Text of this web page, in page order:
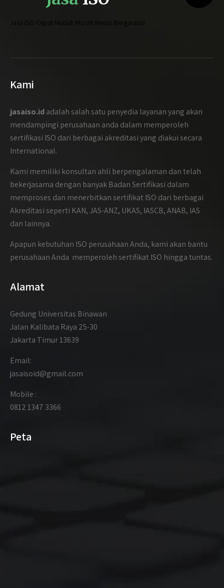
Jasa ISO Cepat Mudah Murah Resmi Bergaransi
Kami
jasaiso.id adalah salah satu penyedia layanan yang akan
mendampingi perusahaan anda dalam memperoleh
sertifikasi ISO dari berbagai akreditasi yang diakui secara
International.
Kami memiliki konsultan ahli berpengalaman dan telah
bekerjasama dengan banyak Badan Sertifikasi dalam
memproses dan menerbitkan sertifikat ISO dari berbagai
Akreditasi seperti KAN, JAS-ANZ, UKAS, IASCB, ANAB, IAS
dan lainnya.
Apapun kebutuhan ISO perusahaan Anda, kami akan bantu
perusahaan Anda memperoleh sertifikat ISO hingga tuntas.
Alamat
Gedung Universitas Binawan
Jalan Kalibata Raya 25-30
Jakarta Timur 13639
Email:
jasaisoid@gmail.com
Mobile :
0812 1347 3366
Peta